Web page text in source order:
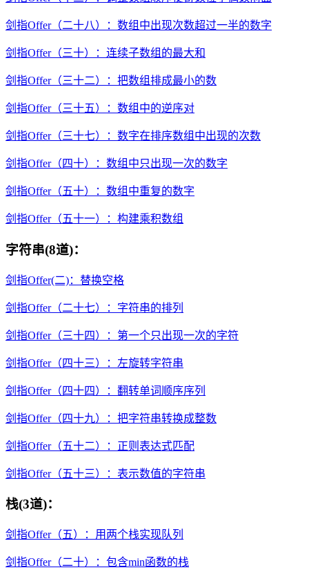
剑指Offer（二十八）：数组中出现次数超过一半的数字
剑指Offer（三十）：连续子数组的最大和
剑指Offer（三十二）：把数组排成最小的数
剑指Offer（三十五）：数组中的逆序对
剑指Offer（三十七）：数字在排序数组中出现的次数
剑指Offer（四十）：数组中只出现一次的数字
剑指Offer（五十）：数组中重复的数字
剑指Offer（五十一）：构建乘积数组
字符串(8道)：
剑指Offer(二)：替换空格
剑指Offer（二十七）：字符串的排列
剑指Offer（三十四）：第一个只出现一次的字符
剑指Offer（四十三）：左旋转字符串
剑指Offer（四十四）：翻转单词顺序序列
剑指Offer（四十九）：把字符串转换成整数
剑指Offer（五十二）：正则表达式匹配
剑指Offer（五十三）：表示数值的字符串
栈(3道)：
剑指Offer（五）：用两个栈实现队列
剑指Offer（二十）：包含min函数的栈